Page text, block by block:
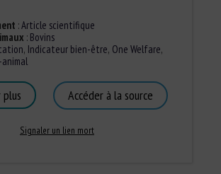
:Article scientifique
: Bovins
, Indicateur bien-être, One Welfare,
plus Accéder à la source
Signaler un lien mort